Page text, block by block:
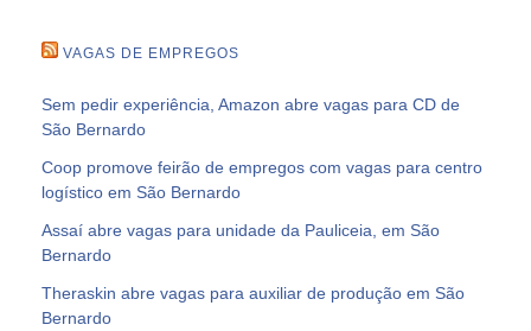
VAGAS DE EMPREGOS
Sem pedir experiência, Amazon abre vagas para CD de
São Bernardo
Coop promove feirão de empregos com vagas para centro
logístico em São Bernardo
Assaí abre vagas para unidade da Pauliceia, em São
Bernardo
Theraskin abre vagas para auxiliar de produção em São
Bernardo